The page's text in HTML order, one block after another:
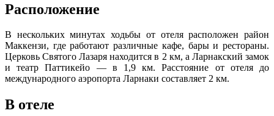
Расположение
В нескольких минутах ходьбы от отеля расположен район
Маккензи, где работают различные кафе, бары и рестораны.
Церковь Святого Лазаря находится в 2 км, а Ларнакский замок
и театр Паттикейо — в 1,9 км. Расстояние от отеля до
международного аэропорта Ларнаки составляет 2 км.
В отеле